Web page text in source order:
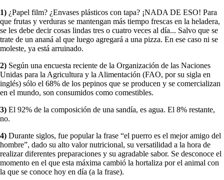
1) ¿Papel film? ¿Envases plásticos con tapa? ¡NADA DE ESO! Para
que frutas y verduras se mantengan más tiempo frescas en la heladera,
se les debe decir cosas lindas tres o cuatro veces al día... Salvo que se
trate de un ananá al que luego agregará a una pizza. En ese caso ni se
moleste, ya está arruinado.
2) Según una encuesta reciente de la Organización de las Naciones
Unidas para la Agricultura y la Alimentación (FAO, por su sigla en
inglés) sólo el 68% de los pepinos que se producen y se comercializan
en el mundo, son consumidos como comestibles.
3) El 92% de la composición de una sandía, es agua. El 8% restante,
no.
4) Durante siglos, fue popular la frase “el puerro es el mejor amigo del
hombre”, dado su alto valor nutricional, su versatilidad a la hora de
realizar diferentes preparaciones y su agradable sabor. Se desconoce el
momento en el que esta máxima cambió la hortaliza por el animal con
la que se conoce hoy en día (a la frase).